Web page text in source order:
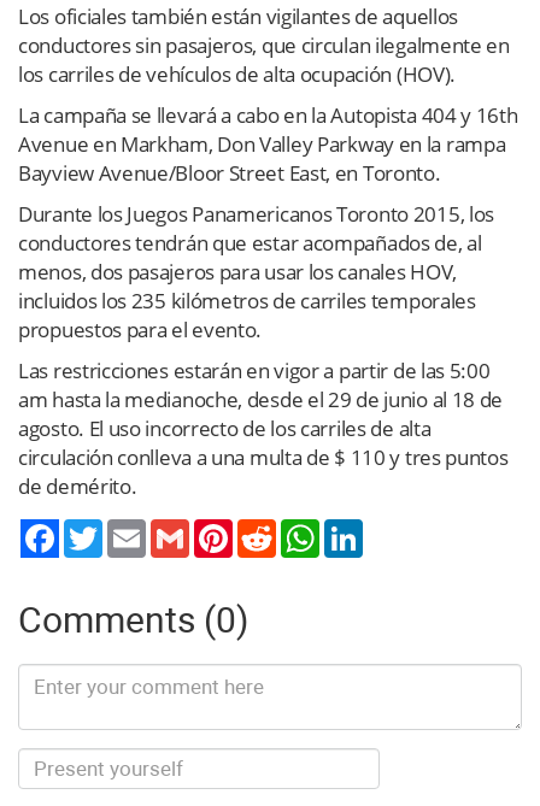
Los oficiales también están vigilantes de aquellos
conductores sin pasajeros, que circulan ilegalmente en
los carriles de vehículos de alta ocupación (HOV).
La campaña se llevará a cabo en la Autopista 404 y 16th
Avenue en Markham, Don Valley Parkway en la rampa
Bayview Avenue/Bloor Street East, en Toronto.
Durante los Juegos Panamericanos Toronto 2015, los
conductores tendrán que estar acompañados de, al
menos, dos pasajeros para usar los canales HOV,
incluidos los 235 kilómetros de carriles temporales
propuestos para el evento.
Las restricciones estarán en vigor a partir de las 5:00
am hasta la medianoche, desde el 29 de junio al 18 de
agosto. El uso incorrecto de los carriles de alta
circulación conlleva a una multa de $ 110 y tres puntos
de demérito.
TwitterEmail Gmail PinterestReddit WhatsApp
Comments (0)